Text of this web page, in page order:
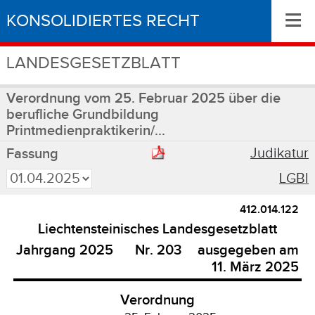
KONSOLIDIERTES RECHT
LANDESGESETZBLATT
≡
Verordnung vom 25. Februar 2025 über die
berufliche Grundbildung
Printmedienpraktikerin/...
Fassung
Judikatur
LGBl